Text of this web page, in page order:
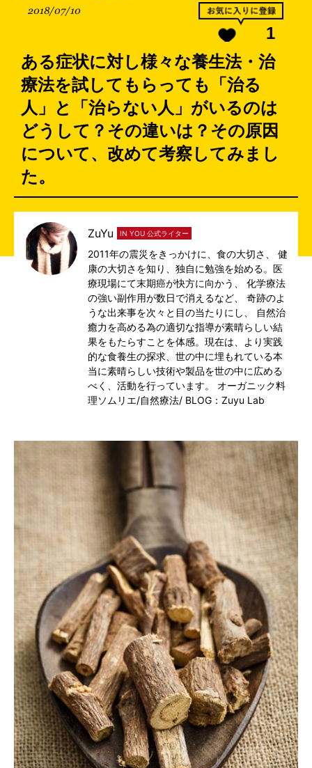
2018/07/10
1
ある症状に対し様々な養生法・治
療法を試してもらっても「治る
人」と「治らない人」がいるのは
どうして？その違いは？その原因
について、改めて考察してみまし
た。
ZuYu IN YOU 公式ライター
2011年の震災をきっかけに、食の大切さ、 健
康の大切さを知り、独自に勉強を始める。医
療現場にて末期癌が快方に向かう、 化学療法
の強い副作用が数日で消えるなど、 奇跡のよ
うな出来事を次々と目の当たりにし、 自然治
癒力を高める為の適切な指導が素晴らしい結
果をもたらすことを体感。現在は、より実践
的な食養生の探求、世の中に埋もれている本
当に素晴らしい技術や製品を世の中に広める
べく、活動を行っています。 オーガニック料
理ソムリエ/自然療法/ BLOG：Zuyu Lab